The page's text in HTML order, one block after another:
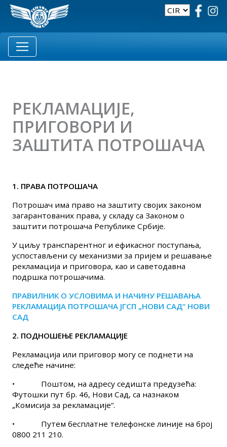
РЕКЛАМАЦИЈЕ,
ПРИГОВОРИ И
ЗАШТИТА ПОТРОШАЧА
1. ПРАВА ПОТРОШАЧА
Потрошач има право на заштиту својих законом
загарантованих права, у складу са Законом о
заштити потрошача Републике Србије.
У циљу транспарентног и ефикасног поступања,
успостављени су механизми за пријем и решавање
рекламација и приговора, као и саветодавна
подршка потрошачима.
ПРАВИЛНИК О УСЛОВИМА И НАЧИНУ РЕШАВАЊА
РЕКЛАМАЦИЈА ПОТРОШАЧА ЈГСП „НОВИ САД“ НОВИ
САД
2. ПОДНОШЕЊЕ РЕКЛАМАЦИЈЕ
Рекламација или приговор могу се поднети на
следеће начине:
•
Поштом, на адресу седишта предузећа:
Футошки пут бр. 46, Нови Сад, са назнаком
„Комисија за рекламације“.
•
Путем бесплатне телефонске линије на број
0800 211 210.